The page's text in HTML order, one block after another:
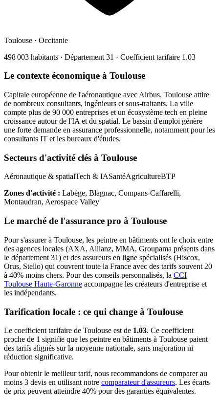
Toulouse · Occitanie
498 003 habitants · Département 31 · Coefficient tarifaire 1.03
Le contexte économique à Toulouse
Capitale européenne de l'aéronautique avec Airbus, Toulouse attire
de nombreux consultants, ingénieurs et sous-traitants. La ville
compte plus de 90 000 entreprises et un écosystème tech en pleine
croissance autour de l'IA et du spatial. Le bassin d'emploi génère
une forte demande en assurance professionnelle, notamment pour les
consultants IT et les bureaux d'études.
Secteurs d'activité clés à Toulouse
Aéronautique & spatialTech & IASantéAgricultureBTP
Zones d'activité : Labège, Blagnac, Compans-Caffarelli,
Montaudran, Aerospace Valley
Le marché de l'assurance pro à Toulouse
Pour s'assurer à Toulouse, les peintre en bâtiments ont le choix entre
des agences locales (AXA, Allianz, MMA, Groupama présents dans
le département 31) et des assureurs en ligne spécialisés (Hiscox,
Orus, Stello) qui couvrent toute la France avec des tarifs souvent 20
à 40% moins chers. Pour des conseils personnalisés, la CCI
Toulouse Haute-Garonne accompagne les créateurs d'entreprise et
les indépendants.
Tarification locale : ce qui change à Toulouse
Le coefficient tarifaire de Toulouse est de 1.03. Ce coefficient
proche de 1 signifie que les peintre en bâtiments à Toulouse paient
des tarifs alignés sur la moyenne nationale, sans majoration ni
réduction significative.
Pour obtenir le meilleur tarif, nous recommandons de comparer au
moins 3 devis en utilisant notre comparateur d'assureurs. Les écarts
de prix peuvent atteindre 40% pour des garanties équivalentes.